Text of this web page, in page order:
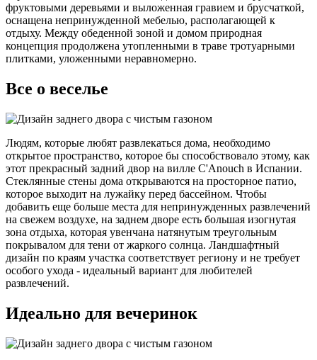
фруктовыми деревьями и выложенная гравием и брусчаткой,
оснащена непринужденной мебелью, располагающей к
отдыху. Между обеденной зоной и домом природная
концепция продолжена утопленными в траве тротуарными
плитками, уложенными неравномерно.
Все о веселье
Людям, которые любят развлекаться дома, необходимо
открытое пространство, которое бы способствовало этому, как
этот прекрасный задний двор на вилле C'Anouch в Испании.
Стеклянные стены дома открываются на просторное патио,
которое выходит на лужайку перед бассейном. Чтобы
добавить еще больше места для непринужденных развлечений
на свежем воздухе, на заднем дворе есть большая изогнутая
зона отдыха, которая увенчана натянутым треугольным
покрывалом для тени от жаркого солнца. Ландшафтный
дизайн по краям участка соответствует региону и не требует
особого ухода - идеальный вариант для любителей
развлечений.
Идеально для вечеринок